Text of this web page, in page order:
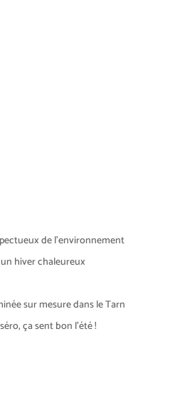
de l’environnement
hiver chaleureux
sur mesure dans le Tarn
ça sent bon l’été !